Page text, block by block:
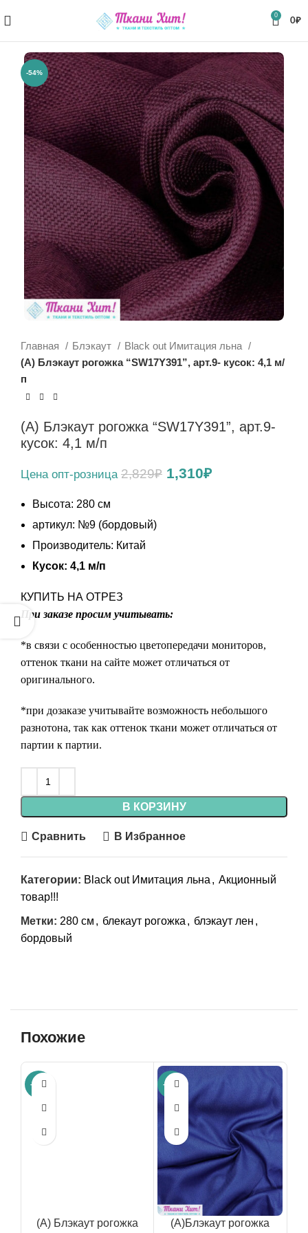
0
0₽
-54%
Главная Блэкаут
Black out Имитация льна
(А) Блэкаут рогожка “SW17Y391”, арт.9- кусок: 4,1 м/
п
(А) Блэкаут рогожка “SW17Y391”, арт.9-
кусок: 4,1 м/п
2,829₽ Первоначальная
1,310₽Текущая
Высота: 280 см
артикул: №9 (бордовый)
Производитель: Китай
Кусок: 4,1 м/п
КУПИТЬ НА ОТРЕЗ
При заказе просим учитывать:
*в связи с особенностью цветопередачи мониторов,
оттенок ткани на сайте может отличаться от
оригинального.
*при дозаказе учитывайте возможность небольшого
разнотона, так как оттенок ткани может отличаться от
партии к партии.
В КОРЗИНУ
Сравнить В Избранное
Категории: Black out Имитация льна , Акционный
товар!!!
Метки: 280 см , блекаут рогожка , блэкаут лен ,
бордовый
Похожие
-54%
(А) Блэкаут рогожка
-33%
(А)Блэкаут рогожка